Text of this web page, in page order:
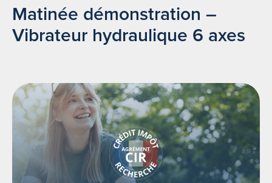
Matinée démonstration –
Vibrateur hydraulique 6 axes